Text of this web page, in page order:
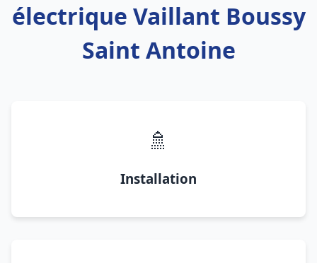
électrique Vaillant Boussy
Saint Antoine
🚿
Installation